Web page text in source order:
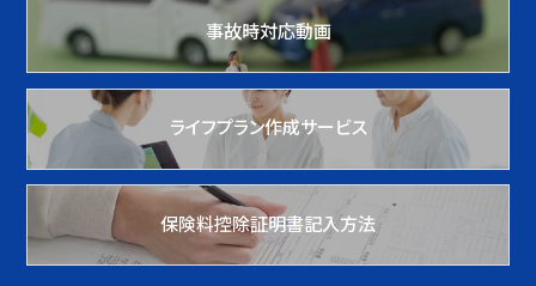
事故時対応動画
ライフプラン作成サービス
保険料控除証明書記入方法